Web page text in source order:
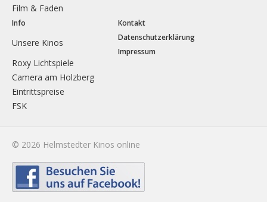
Film & Faden
Info
Unsere Kinos
Roxy Lichtspiele
Camera am Holzberg
Eintrittspreise
FSK
Kontakt
Datenschutzerklärung
Impressum
© 2026 Helmstedter Kinos online